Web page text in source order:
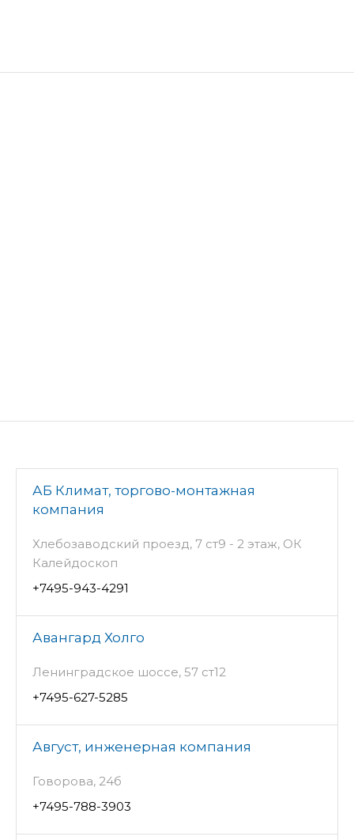
АБ Климат, торгово-монтажная
компания
Хлебозаводский проезд, 7 ст9 - 2 этаж, ОК
Калейдоскоп
+7495-943-4291
Авангард Холго
Ленинградское шоссе, 57 ст12
+7495-627-5285
Август, инженерная компания
Говорова, 24б
+7495-788-3903